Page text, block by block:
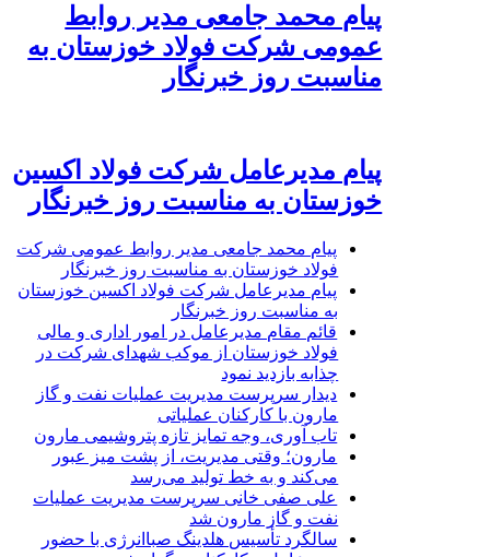
پیام محمد جامعی مدیر روابط
عمومی شرکت فولاد خوزستان به
مناسبت روز خبرنگار
پیام مدیرعامل شرکت فولاد اکسین
خوزستان به مناسبت روز خبرنگار
پیام محمد جامعی مدیر روابط عمومی شرکت
فولاد خوزستان به مناسبت روز خبرنگار
پیام مدیرعامل شرکت فولاد اکسین خوزستان
به مناسبت روز خبرنگار
قائم مقام مدیرعامل در امور اداری و مالی
فولاد خوزستان از موکب شهدای شرکت در
چذابه بازدید نمود
دیدار سرپرست مدیریت عملیات نفت و گاز
مارون با کارکنان عملیاتی
تاب آوری، وجه تمایز تازه پتروشیمی مارون
مارون؛ وقتی مدیریت، از پشت میز عبور
می‌کند و به خط تولید می‌رسد
علی صفی خانی سرپرست مدیریت عملیات
نفت و گاز مارون شد
سالگرد تأسیس هلدینگ صباانرژی با حضور